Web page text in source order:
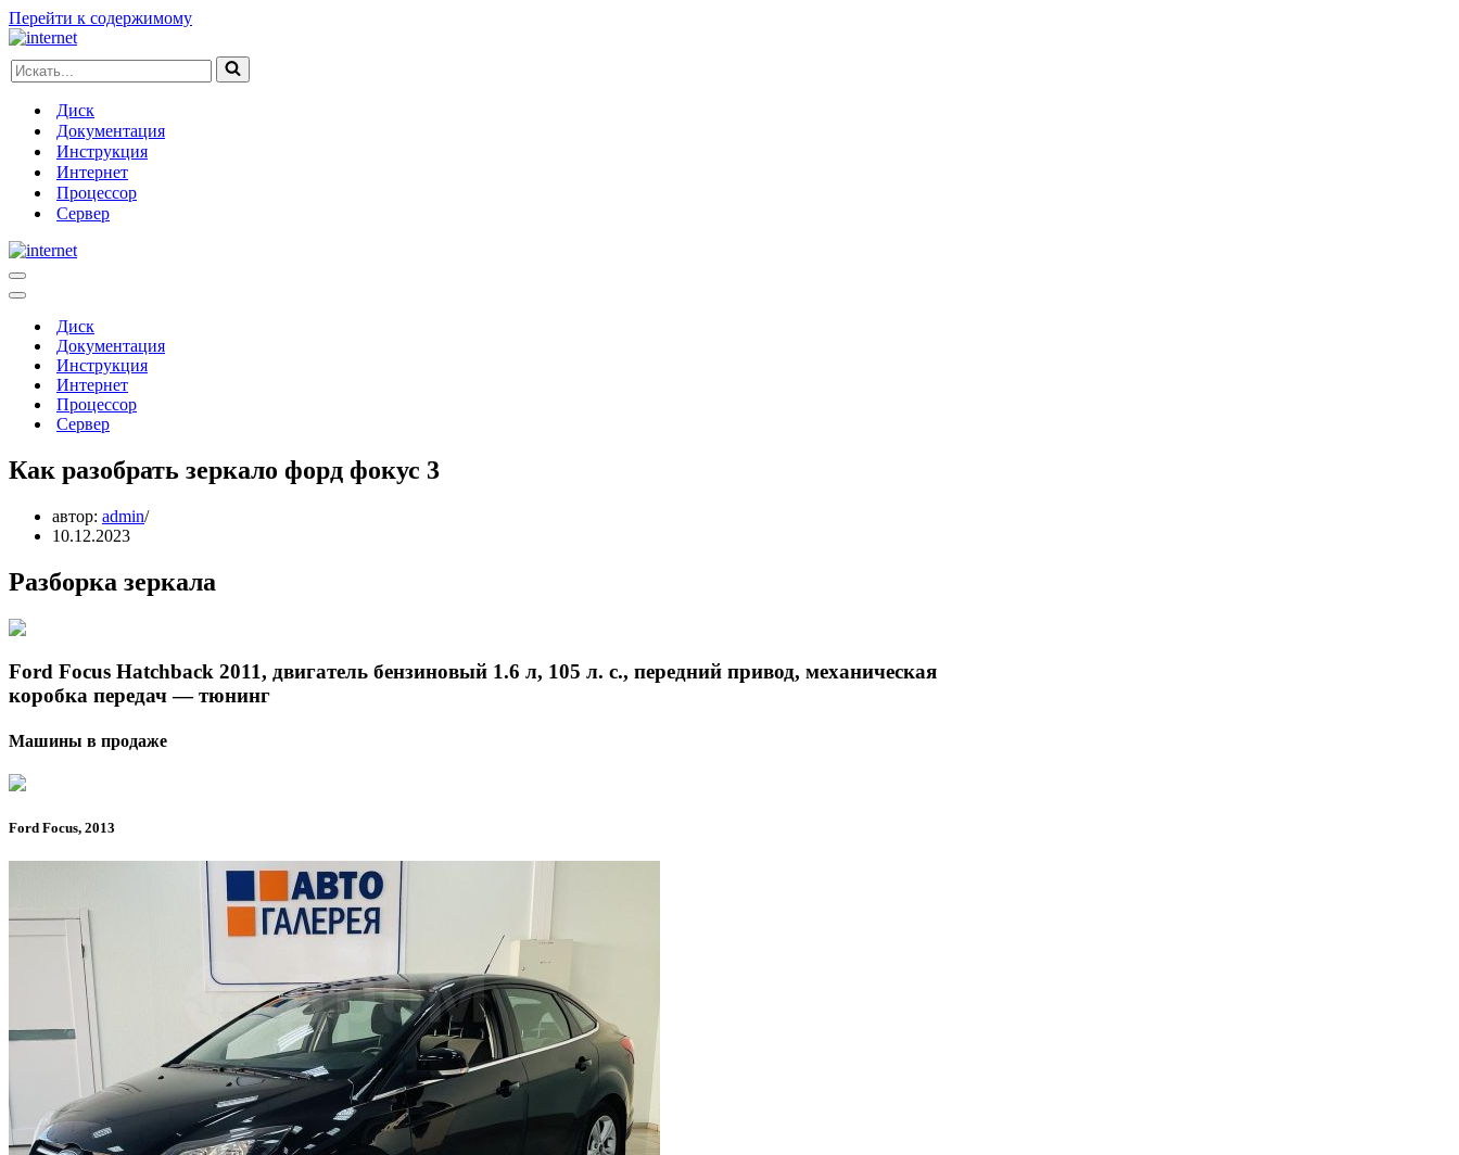
Перейти к содержимому
Искать...
Диск
Документация
Инструкция
Интернет
Процессор
Сервер
Меню
навигации
Меню
навигацииДиск
Документация
Инструкция
Интернет
Процессор
Сервер
Как разобрать зеркало форд фокус 3
автор: admin
10.12.2023
Разборка зеркала
Ford Focus Hatchback 2011, двигатель бензиновый 1.6 л, 105 л. с., передний привод, механическая
коробка передач — тюнинг
Машины в продаже
Ford Focus, 2013